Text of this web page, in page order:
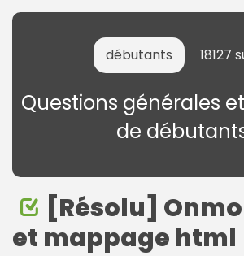
débutants 18127
Questions générales
de
[Résolu]
et mappage html